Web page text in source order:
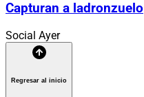
Capturan a ladronzuelo
Social Ayer
Regresar al inicio